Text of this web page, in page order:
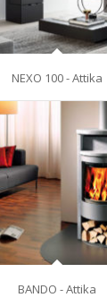
NEXO 100 - Attika
BANDO - Attika